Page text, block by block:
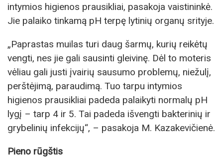
intymios higienos prausikliai, pasakoja vaistininkė.
Jie palaiko tinkamą pH terpę lytinių organų srityje.
„Paprastas muilas turi daug šarmų, kurių reikėtų
vengti, nes jie gali sausinti gleivinę. Dėl to moteris
vėliau gali justi įvairių sausumo problemų, niežulį,
perštėjimą, paraudimą. Tuo tarpu intymios
higienos prausikliai padeda palaikyti normalų pH
lygį – tarp 4 ir 5. Tai padeda išvengti bakterinių ir
grybelinių infekcijų“, – pasakoja M. Kazakevičienė.
Pieno rūgštis